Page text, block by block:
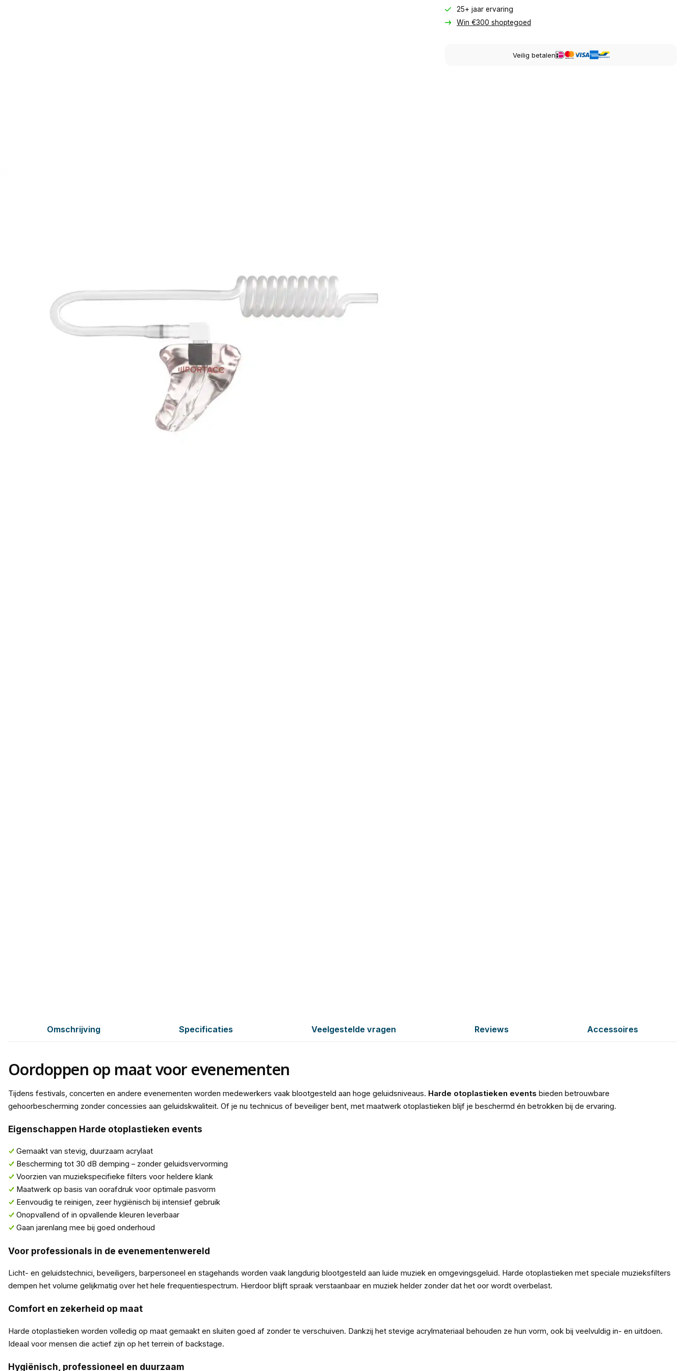
25+ jaar ervaring
Win €300 shoptegoed
Veilig betalen
Omschrijving Specificaties Veelgestelde vragen Reviews Accessoires
Oordoppen op maat voor evenementen
Tijdens festivals, concerten en andere evenementen worden medewerkers vaak blootgesteld aan hoge geluidsniveaus. Harde otoplastieken events bieden betrouwbare
gehoorbescherming zonder concessies aan geluidskwaliteit. Of je nu technicus of beveiliger bent, met maatwerk otoplastieken blijf je beschermd én betrokken bij de ervaring.
Eigenschappen Harde otoplastieken events
Gemaakt van stevig, duurzaam acrylaat
Bescherming tot 30 dB demping – zonder geluidsvervorming
Voorzien van muziekspecifieke filters voor heldere klank
Maatwerk op basis van oorafdruk voor optimale pasvorm
Eenvoudig te reinigen, zeer hygiënisch bij intensief gebruik
Onopvallend of in opvallende kleuren leverbaar
Gaan jarenlang mee bij goed onderhoud
Voor professionals in de evenementenwereld
Licht- en geluidstechnici, beveiligers, barpersoneel en stagehands worden vaak langdurig blootgesteld aan luide muziek en omgevingsgeluid. Harde otoplastieken met speciale muzieksfilters
dempen het volume gelijkmatig over het hele frequentiespectrum. Hierdoor blijft spraak verstaanbaar en muziek helder zonder dat het oor wordt overbelast.
Comfort en zekerheid op maat
Harde otoplastieken worden volledig op maat gemaakt en sluiten goed af zonder te verschuiven. Dankzij het stevige acrylmateriaal behouden ze hun vorm, ook bij veelvuldig in- en uitdoen.
Ideaal voor mensen die actief zijn op het terrein of backstage.
Hygiënisch, professioneel en duurzaam